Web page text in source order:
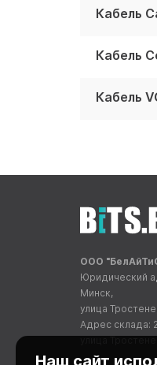
Кабель
Кабель
Кабель
ООО
Юридический
Минск,
улица
Адрес склада:
Наш сайт